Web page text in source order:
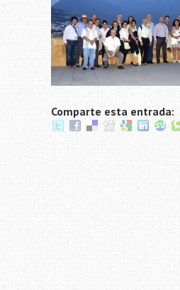
Comparte esta entrada: